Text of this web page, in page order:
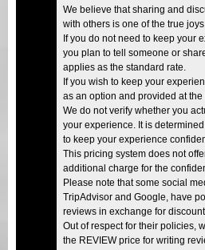
We believe that sharing and
with others is one of the true joys
If you do not need to keep your
you plan to tell someone or
applies as the standard rate.
If you wish to keep your
as an option and provided at the
We do not verify whether you
your experience. It is
to keep your experience
This pricing system does not
additional charge for the
Please note that some social
TripAdvisor and Google, have
reviews in exchange for
Out of respect for their policies,
the REVIEW price for writing